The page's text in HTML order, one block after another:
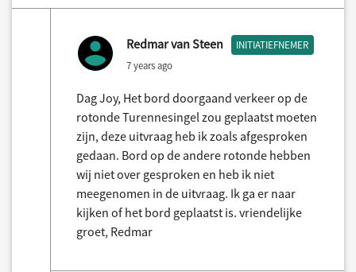
Redmar van Steen INITIATIEFNEMER
7 years ago
Dag Joy, Het bord doorgaand verkeer op de
rotonde Turennesingel zou geplaatst moeten
zijn, deze uitvraag heb ik zoals afgesproken
gedaan. Bord op de andere rotonde hebben
wij niet over gesproken en heb ik niet
meegenomen in de uitvraag. Ik ga er naar
kijken of het bord geplaatst is. vriendelijke
groet, Redmar